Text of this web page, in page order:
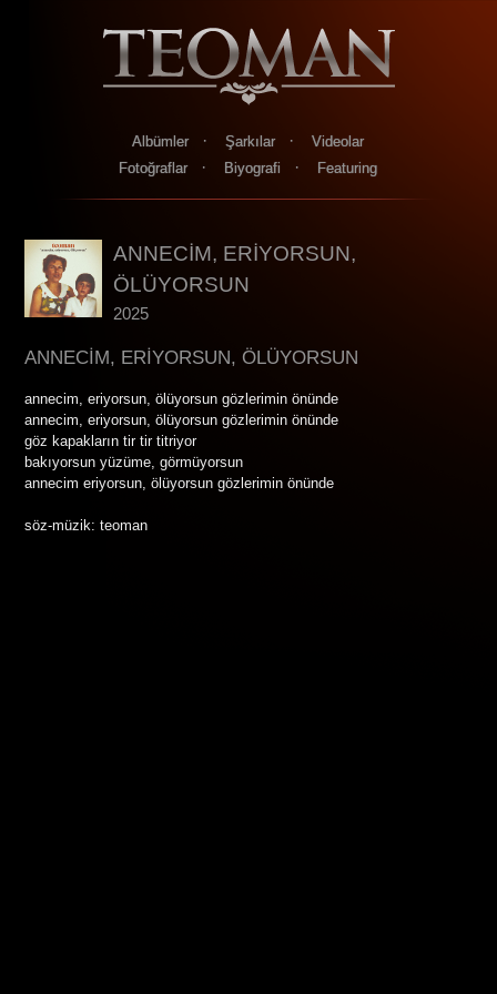
Albümler · Şarkılar ·
Videolar
Fotoğraflar
· Biyografi · Featuring
ANNECİM, ERİYORSUN,
ÖLÜYORSUN
2025
ANNECİM, ERİYORSUN, ÖLÜYORSUN
annecim, eriyorsun, ölüyorsun gözlerimin önünde
annecim, eriyorsun, ölüyorsun gözlerimin önünde
göz kapakların tir tir titriyor
bakıyorsun yüzüme, görmüyorsun
annecim eriyorsun, ölüyorsun gözlerimin önünde
söz-müzik: teoman